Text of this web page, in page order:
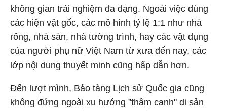
không gian trải nghiệm đa dạng. Ngoài việc dùng
các hiện vật gốc, các mô hình tỷ lệ 1:1 như nhà
rông, nhà sàn, nhà tường trình, hay các vật dụng
của người phụ nữ Việt Nam từ xưa đến nay, các
lớp nội dung thuyết minh cũng hấp dẫn hơn.
Đến lượt mình, Bảo tàng Lịch sử Quốc gia cũng
không đứng ngoài xu hướng "thâm canh" di sản